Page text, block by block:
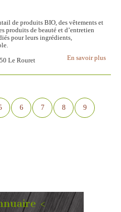
de produits BIO, des vêtements et
produits de beauté et d’entretien
pour leurs ingrédients,
En savoir plus
Le Rouret
6 7 8 9
<